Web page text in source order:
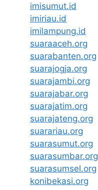
imisumut.id
imiriau.id
imilampung.id
suaraaceh.org
suarabanten.org
suarajogja.org
suarajambi.org
suarajabar.org
suarajatim.org
suarajateng.org
suarariau.org
suarasumut.org
suarasumbar.org
suarasumsel.org
konibekasi.org